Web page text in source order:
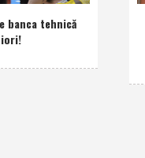
banca tehnică